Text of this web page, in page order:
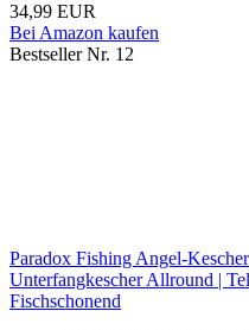
34,99 EUR
Bei Amazon kaufen
Bestseller Nr. 12
Paradox Fishing Angel-
Unterfangkescher Allround |
Fischschonend